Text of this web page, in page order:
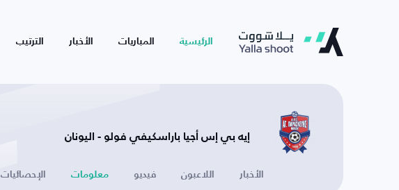
الرئيسية المباريات الأخبار الترتيب
إيه بي إس أجيا باراسكيفي فولو - اليونان
الأخبار اللاعبون فيديو معلومات الإحصائيات